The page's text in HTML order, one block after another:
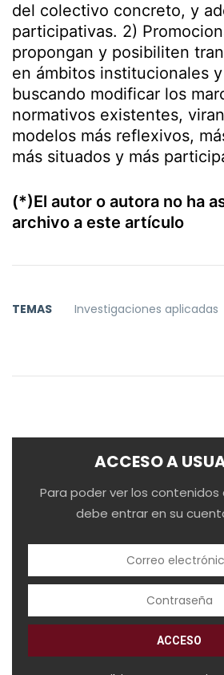
del colectivo concreto, y
participativas. 2)
propongan y posibiliten
en ámbitos institucionales
buscando modificar los
normativos existentes,
modelos más reflexivos,
más situados y más
(*)El autor o autora no ha
archivo a este artículo
TEMAS Investigaciones aplicadas
ACCESO A
Para poder ver los
debe entrar en su